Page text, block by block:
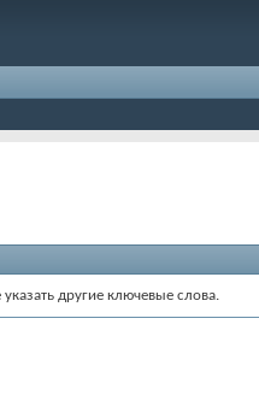
другие ключевые слова.